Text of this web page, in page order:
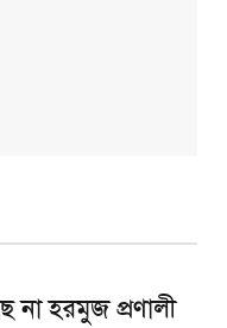
না হরমুজ প্রণালী